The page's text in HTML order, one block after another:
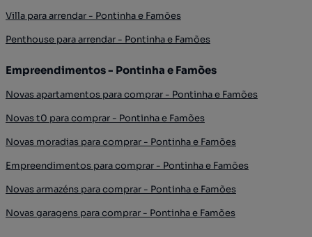
Villa para arrendar - Pontinha e Famões
Penthouse para arrendar - Pontinha e Famões
Empreendimentos - Pontinha e Famões
Novas apartamentos para comprar - Pontinha e Famões
Novas t0 para comprar - Pontinha e Famões
Novas moradias para comprar - Pontinha e Famões
Empreendimentos para comprar - Pontinha e Famões
Novas armazéns para comprar - Pontinha e Famões
Novas garagens para comprar - Pontinha e Famões